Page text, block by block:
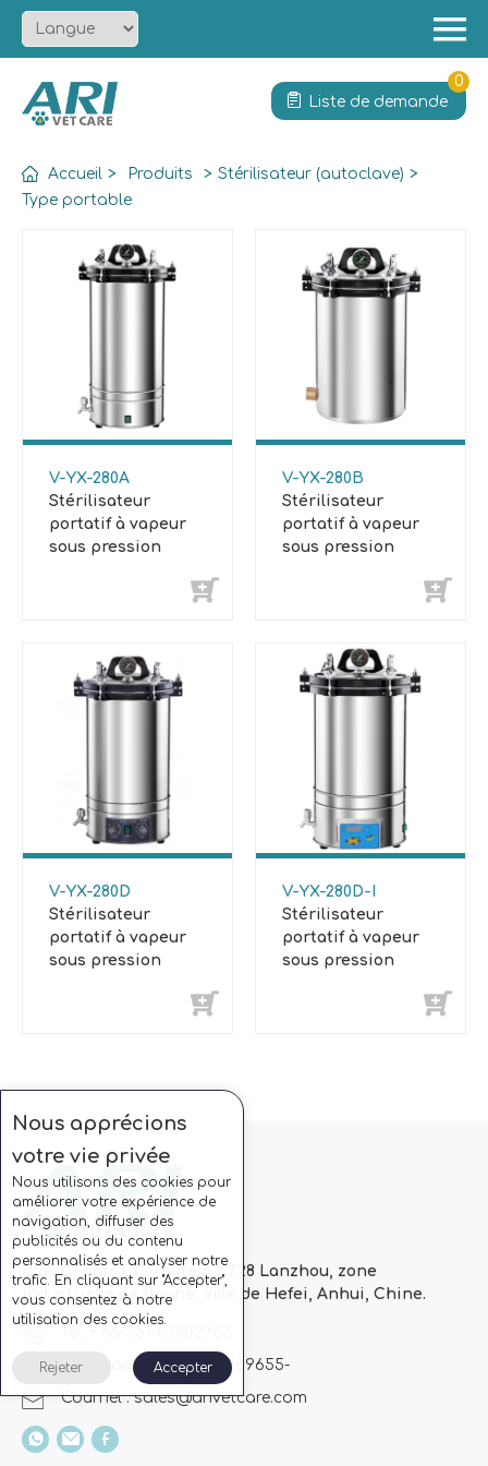
Solution
Services
Actualités
Liste de demande
0
Accueil > Produits > Stérilisateur (autoclave) >
Type portable
V-YX-280A
Stérilisateur
portatif à vapeur
sous pression
V-YX-280B
Stérilisateur
portatif à vapeur
sous pression
V-YX-280D
Stérilisateur
portatif à vapeur
sous pression
V-YX-280D-I
Stérilisateur
portatif à vapeur
sous pression
Bloc C, parc CC, route n ° 728 Lanzhou, zone
industrielle de Baohe, ville de Hefei, Anhui, Chine.
Whatsapp: + 86 13510869655-
Courriel :sales@arivetcare.com
Nous apprécions
votre vie privée
Nous utilisons des cookies pour
améliorer votre expérience de
navigation, diffuser des
publicités ou du contenu
personnalisés et analyser notre
trafic. En cliquant sur "Accepter",
vous consentez à notre
utilisation des cookies.
Rejeter Accepter